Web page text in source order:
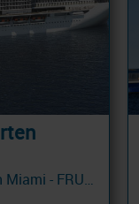
MSC Paket - Östliche Karibik 4 Tage ab/an Miami - FRUEHBUCHER mit Cashback